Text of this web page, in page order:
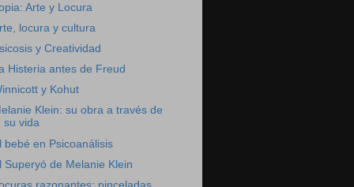
Arte y Locura
locura y cultura
y Creatividad
Histeria antes de Freud
y Kohut
Klein: su obra a través de
su vida
bebé en Psicoanálisis
Superyó de Melanie Klein